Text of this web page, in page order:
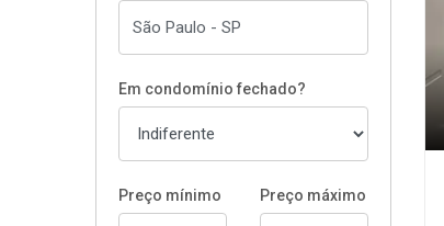
Em condomínio fechado?
Preço mínimo Preço máximo